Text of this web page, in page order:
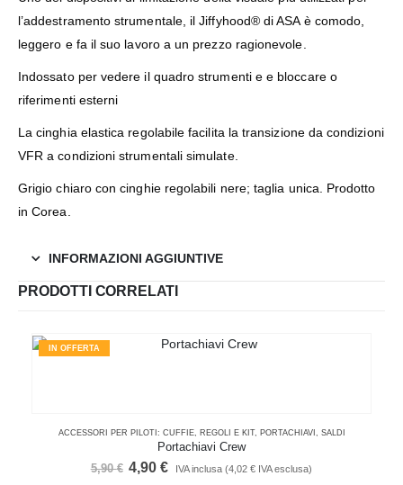
l’addestramento strumentale, il Jiffyhood® di ASA è comodo,
leggero e fa il suo lavoro a un prezzo ragionevole.
Indossato per vedere il quadro strumenti e e bloccare o
riferimenti esterni
La cinghia elastica regolabile facilita la transizione da condizioni
VFR a condizioni strumentali simulate.
Grigio chiaro con cinghie regolabili nere; taglia unica. Prodotto
in Corea.
INFORMAZIONI AGGIUNTIVE
PRODOTTI CORRELATI
IN OFFERTA
ACCESSORI PER PILOTI: CUFFIE, REGOLI E KIT, PORTACHIAVI , SALDI
Portachiavi Crew
5,90€ Il
4,90€Il
IVA inclusa (4,02€ IVA esclusa)